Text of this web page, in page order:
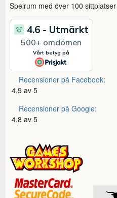
Spelrum med över 100
Recensioner på Facebook:
4,9 av 5
Recensioner på Google:
4,8 av 5